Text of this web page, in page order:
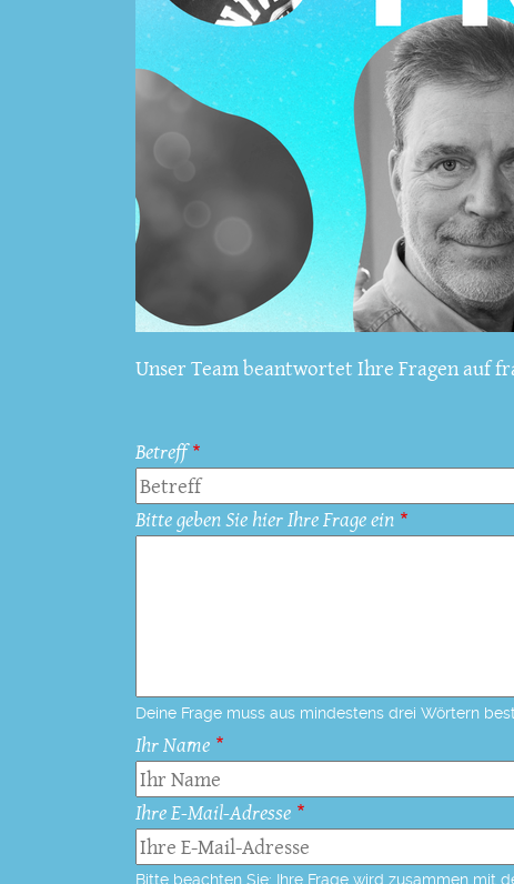
Unser Team beantwortet Ihre Fragen auf
Betreff
Bitte geben Sie hier Ihre Frage ein
Deine Frage muss aus mindestens drei Wörtern
Ihr Name
Ihre E-Mail-Adresse
Bitte beachten Sie: Ihre Frage wird zusammen mit